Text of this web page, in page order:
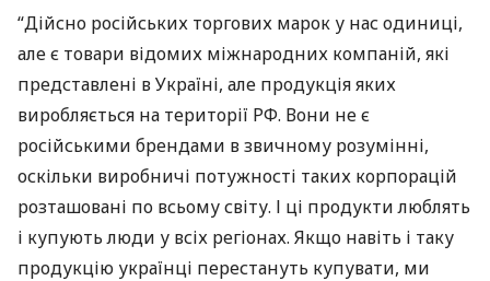
“Дійсно російських торгових марок у нас одиниці,
але є товари відомих міжнародних компаній, які
представлені в Україні, але продукція яких
виробляється на території РФ. Вони не є
російськими брендами в звичному розумінні,
оскільки виробничі потужності таких корпорацій
розташовані по всьому світу. І ці продукти люблять
і купують люди у всіх регіонах. Якщо навіть і таку
продукцію українці перестануть купувати, ми